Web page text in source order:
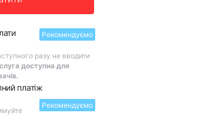
Рекомендуємо
разу не вводити
доступна для
платіж
Рекомендуємо